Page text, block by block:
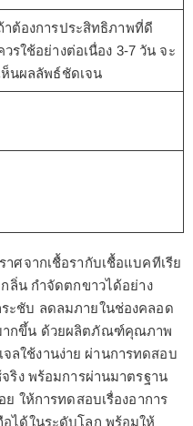
าต้องการประสิทธิภาพที่ดี
วรใช้อย่างต่อเนื่อง 3-7 วัน จะ
ห็นผลลัพธ์ชัดเจน
ศจากเชื้อรากับเชื้อแบคทีเรีย
ลิ่น กำจัดตกขาวได้อย่าง
ะชับ ลดลมภายในช่องคลอด
ากขึ้น ด้วยผลิตภัณฑ์คุณภาพ
จลใช้งานง่าย ผ่านการทดสอบ
ริง พร้อมการผ่านมาตรฐาน
ให้การทดสอบเรื่องอาการ
ได้ในระดับโลก พร้อมให้